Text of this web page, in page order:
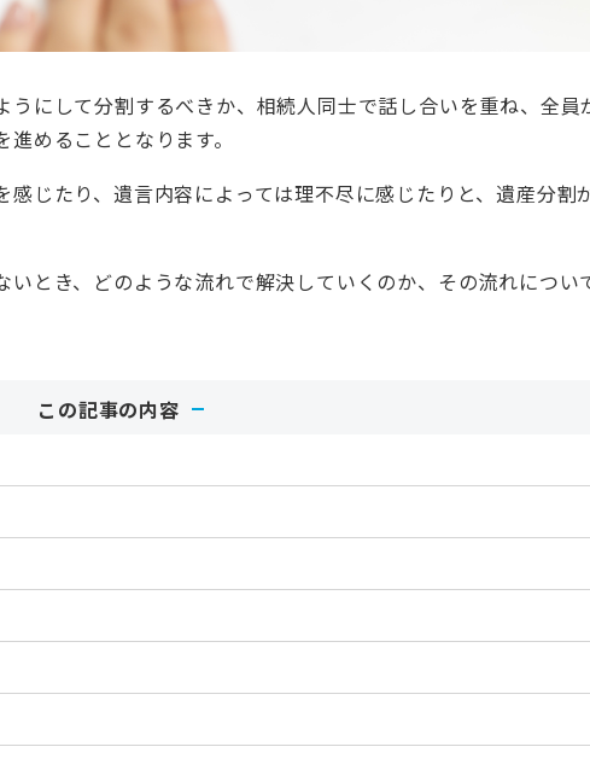
にして分割するべきか、相続人同士で話し合いを重ね、全員
めることとなります。
じたり、遺言内容によっては理不尽に感じたりと、遺産分割
いとき、どのような流れで解決していくのか、その流れについ
この記事の内容